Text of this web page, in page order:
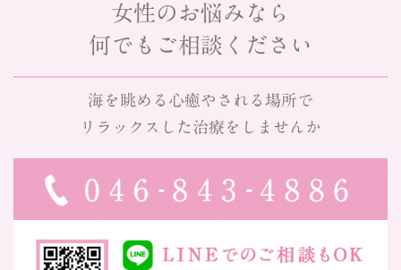
女性のお悩みなら
何でもご相談ください
海を眺める心癒やされる場所で
リラックスした治療をしませんか